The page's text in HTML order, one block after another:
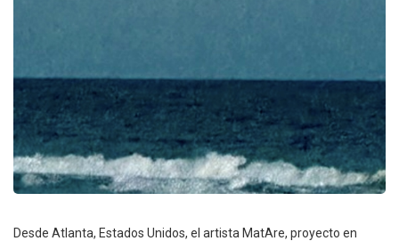
Desde Atlanta, Estados Unidos, el artista MatAre, proyecto en